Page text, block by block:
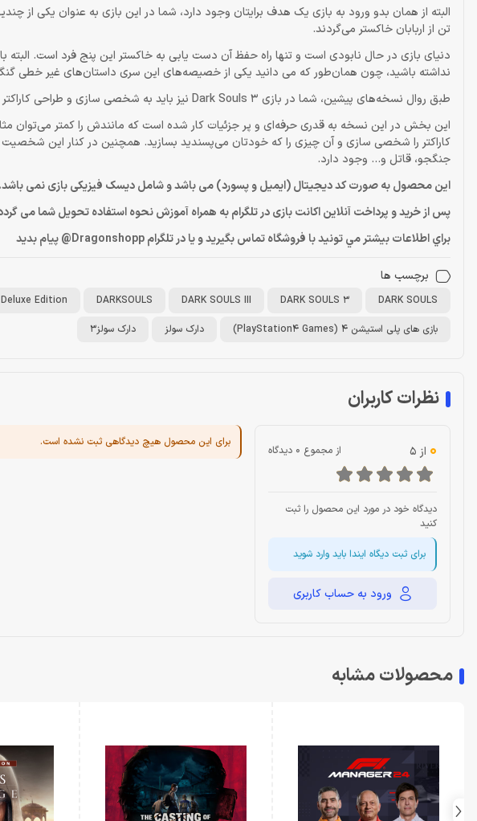
تن از اربابان خاکستر می‌گردند.
دنیای بازی در حال نابودی است و تنها راه حفظ آن دست یابی به خاکستر این پنج فرد است. البته
نداشته باشید، چون همان‌طور که می دانید یکی از خصیصه‌های این سری داستان‌های غیر خطی گنگ
طبق روال نسخه‌های پیشین، شما در بازی Dark Souls 3 نیز باید به شخصی سازی و طراحی کاراکتر مورد نظر خود برای ورود به بازی بپردازید.
این بخش در این نسخه به قدری حرفه‌ای و پر جزئیات کار شده است که مانندش را کمتر می‌توان
کاراکتر را شخصی سازی و آن چیزی را که خودتان می‌پسندید بسازید. همچنین در کنار این
جنگجو، قاتل و… وجود دارد.
این محصول به صورت کد دیجیتال (ایمیل و پسورد) می باشد و شامل دیسک فیزیکی بازی نمی باشد.
پس از خرید و پرداخت آنلاین اکانت بازی در تلگرام به همراه آموزش نحوه استفاده تحویل شما می
براي اطلاعات بيشتر مي تونيد با فروشگاه تماس بگيريد و يا در تلگرام Dragonshopp@ پيام بديد
برچسب ها
DARK SOULS
DARK SOULS 3
DARK SOULS III
DARKSOULS
Deluxe Edition
بازی های پلی استیشن 4 (PlayStation4 Games)
دارک سولز دارک سولز3
نظرات کاربران
0 از 5 از مجموع 0 دیدگاه
دیدگاه خود در مورد این محصول را ثبت
کنید
برای ثبت دیگاه ایندا باید وارد شوید
ورود به حساب کاربری
برای این محصول هیچ دیدگاهی ثبت نشده است.
محصولات مشابه